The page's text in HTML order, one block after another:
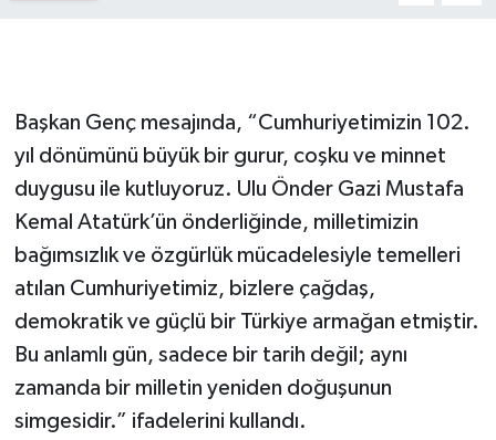
Başkan Genç mesajında, “Cumhuriyetimizin 102.
yıl dönümünü büyük bir gurur, coşku ve minnet
duygusu ile kutluyoruz. Ulu Önder Gazi Mustafa
Kemal Atatürk’ün önderliğinde, milletimizin
bağımsızlık ve özgürlük mücadelesiyle temelleri
atılan Cumhuriyetimiz, bizlere çağdaş,
demokratik ve güçlü bir Türkiye armağan etmiştir.
Bu anlamlı gün, sadece bir tarih değil; aynı
zamanda bir milletin yeniden doğuşunun
simgesidir.” ifadelerini kullandı.